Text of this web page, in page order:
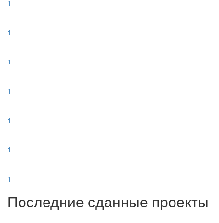
1
1
1
1
1
1
1
Последние сданные проекты